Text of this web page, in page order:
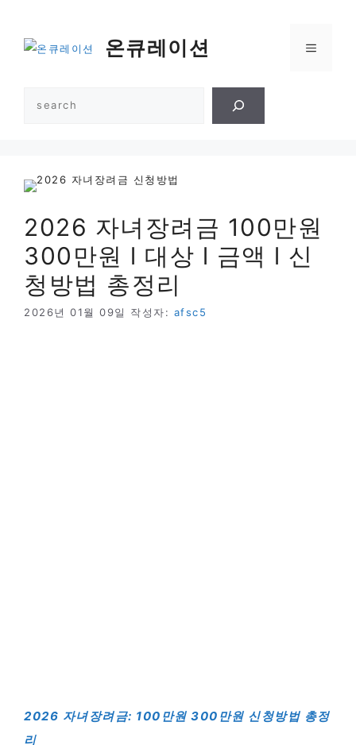
온큐레이션 메
2026 자녀장려금 100만원
300만원 l 대상 l 금액 l 신
청방법 총정리
2026년 01월 09일 작성자: afsc5
2026 자녀장려금: 100만원 300만원 신청방법 총정
리